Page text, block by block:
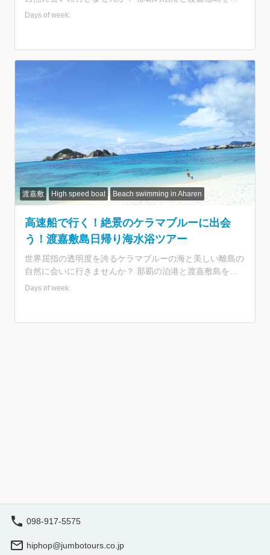
ぶフェリーチケットが付いた海水浴ツアーです。3歳から
★那覇発の日帰りで渡嘉敷島へ！ ・慶良間諸島国立公園
に指定された自然あふれる離島 ・世界のダイバーが恋す
し参加 ・面倒な船の予約のいらない乗船券付きプラン ・
那覇から所要約70分！出港時間が少し遅めの10時発 ・夏
場は満席多発航路。早めのご予約がおすすめ ★美麗スポ
ット「阿波連ビーチ」へ ・約800m続く白砂ビーチに感激
♪ ・沖縄そば or カレーライスのランチ付きプラン ・渡嘉
敷港⇔阿波連ビーチの移動は送迎あり ・シャワーや更衣
室の利用も無料 ★3歳から参加OKの日帰り海水浴 ・子連
れで楽しめるので家族旅行にぴったり ・オプションでシ
ュノーケルレンタルあり
Days of week:
渡嘉敷 High speed boat Beach swimming in Aharen
高速船で行く！絶景のケラマブルーに出会
う！渡嘉敷島日帰り海水浴ツアー
世界屈指の透明度を誇るケラマブルーの海と美しい離島の
自然に会いに行きませんか？ 那覇の泊港と渡嘉敷島を結
ぶ往復乗船券が付いた海水浴ツアーです。3歳から参加で
発の日帰りで渡嘉敷島へ！ ・慶良間諸島国立公園に指定
Days of week:
098-917-5575
hiphop@jumbotours.co.jp